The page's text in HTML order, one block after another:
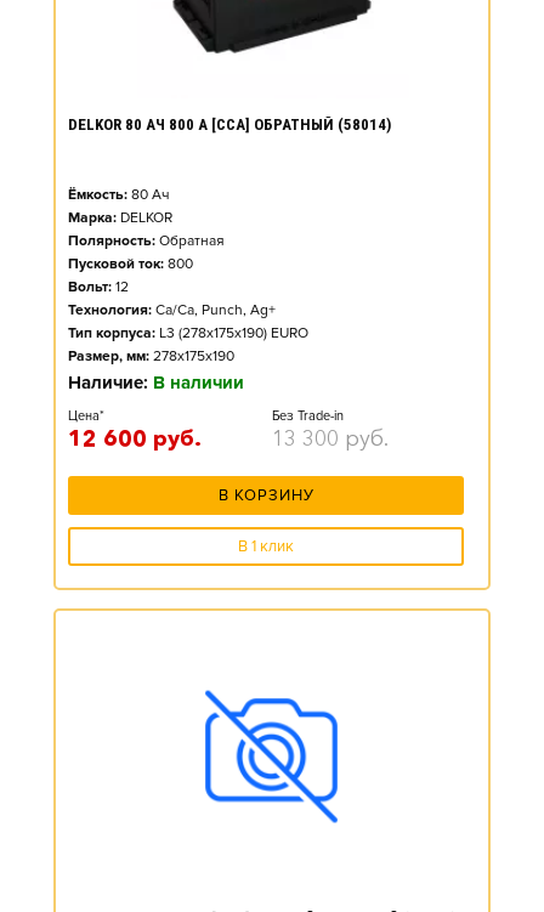
DELKOR 80 АЧ 800 А [CCA] ОБРАТНЫЙ (58014)
Ёмкость: 80 Ач
Марка: DELKOR
Полярность: Обратная
Пусковой ток: 800
Вольт: 12
Технология: Ca/Ca, Punch, Ag+
Тип корпуса: L3 (278x175x190) EURO
Размер, мм: 278x175x190
Наличие: В наличии
Цена*
12 600 руб.
Без Trade-in
13 300 руб.
В КОРЗИНУ
В 1 клик